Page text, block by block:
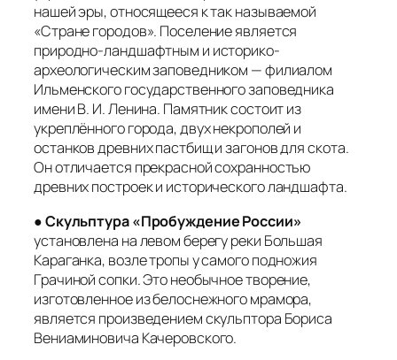
нашей эры, относящееся к так называемой
«Стране городов». Поселение является
природно-ландшафтным и историко-
археологическим заповедником — филиалом
Ильменского государственного заповедника
имени В. И. Ленина. Памятник состоит из
укреплённого города, двух некрополей и
останков древних пастбищ и загонов для скота.
Он отличается прекрасной сохранностью
древних построек и исторического ландшафта.
●Скульптура «Пробуждение России»
установлена на левом берегу реки Большая
Караганка, возле тропы у самого подножия
Грачиной сопки. Это необычное творение,
изготовленное из белоснежного мрамора,
является произведением скульптора Бориса
Вениаминовича Качеровского.